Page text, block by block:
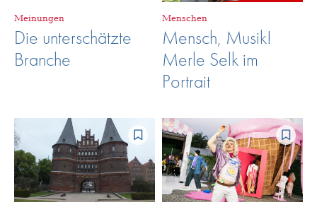
Meinungen
Die unterschätzte
Branche
Menschen
Mensch, Musik!
Merle Selk im
Portrait